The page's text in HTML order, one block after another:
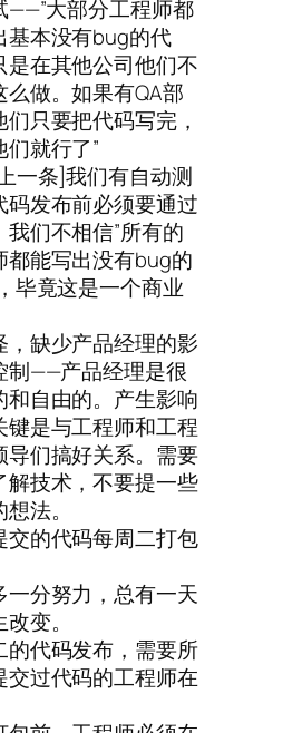
——”大部分工程师都
基本没有bug的代
是在其他公司他们不
么做。如果有QA部
们只要把代码写完，
就行了”
一条]我们有自动测
码发布前必须要通过
我们不相信”所有的
都能写出没有bug的
毕竟这是一个商业
，缺少产品经理的影
制——产品经理是很
和自由的。产生影响
键是与工程师和工程
导们搞好关系。需要
解技术，不要提一些
法。
交的代码每周二打包
一分努力，总有一天
变。
的代码发布，需要所
交过代码的工程师在